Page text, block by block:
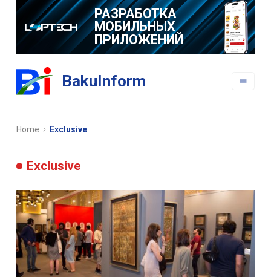
РАЗРАБОТКА
МОБИЛЬНЫХ
ПРИЛОЖЕНИЙ
BakuInform
Home Exclusive
Exclusive